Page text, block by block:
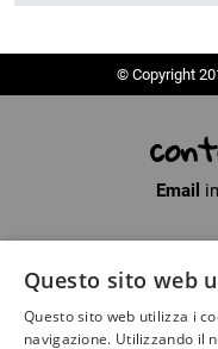
© Copyright
Email
Iscritto al
Questo sito web
Questo sito web utilizza i
navigazione. Utilizzando il